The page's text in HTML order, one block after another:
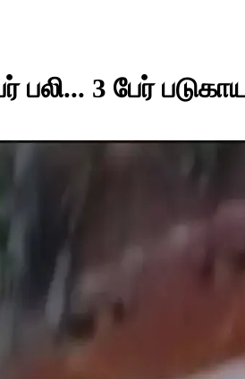
பலி... 3 பேர்